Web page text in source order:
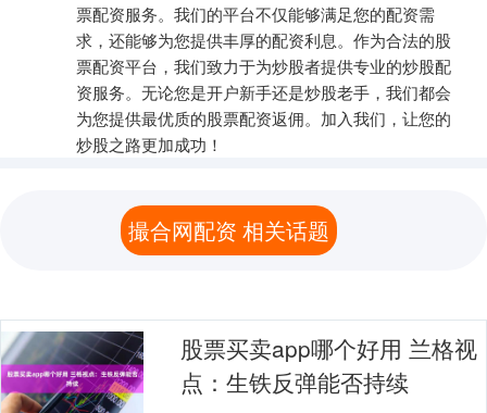
票配资服务。我们的平台不仅能够满足您的配资需
求，还能够为您提供丰厚的配资利息。作为合法的股
票配资平台，我们致力于为炒股者提供专业的炒股配
资服务。无论您是开户新手还是炒股老手，我们都会
为您提供最优质的股票配资返佣。加入我们，让您的
炒股之路更加成功！
撮合网配资 相关话题
股票买卖app哪个好用 兰格视
点：生铁反弹能否持续